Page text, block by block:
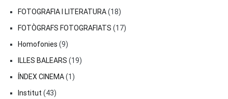
FOTOGRAFIA I LITERATURA(18)
FOTÒGRAFS FOTOGRAFIATS (17)
Homofonies (9)
ILLES BALEARS (19)
ÍNDEX CINEMA(1)
Institut (43)